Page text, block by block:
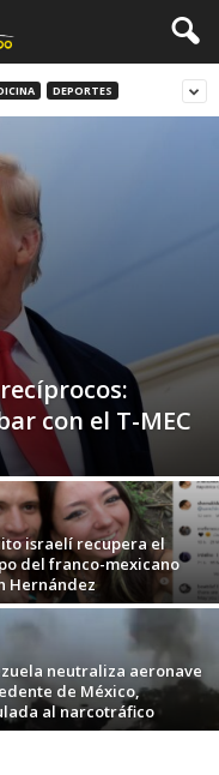
DEPORTES
con el T-MEC
israelí recupera el
del franco-mexicano
Hernández
neutraliza aeronave
de México,
al narcotráfico